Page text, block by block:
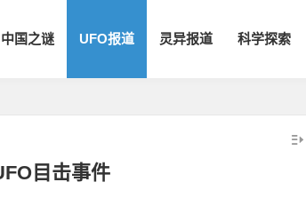
中国之谜 UFO报道 灵异报道 科学探索
目击事件